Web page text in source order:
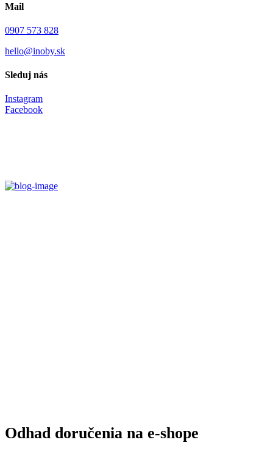
Mail
0907 573 828
hello@inoby.sk
Sleduj nás
Instagram
Facebook
Odhad doručenia na e-shope